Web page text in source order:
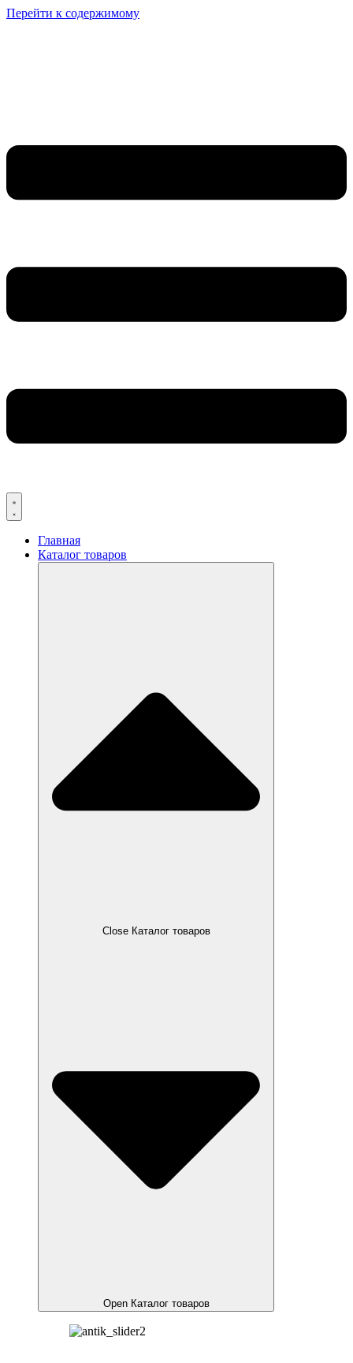
Перейти к содержимому
Главная
Каталог товаров
Close Каталог товаров
Open Каталог товаров